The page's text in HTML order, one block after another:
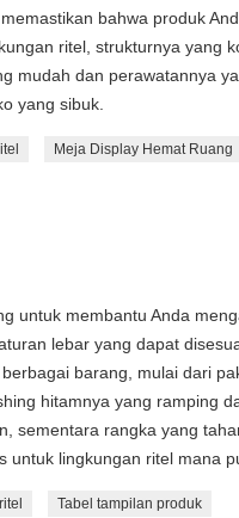
bahwa produk
ritel, strukturnya yang
mudah dan perawatannya
yang sibuk.
Meja Display Hemat Ruang
untuk membantu Anda
lebar yang dapat
barang, mulai dari
hitamnya yang ramping
sementara rangka yang
untuk lingkungan ritel mana
Tabel tampilan produk